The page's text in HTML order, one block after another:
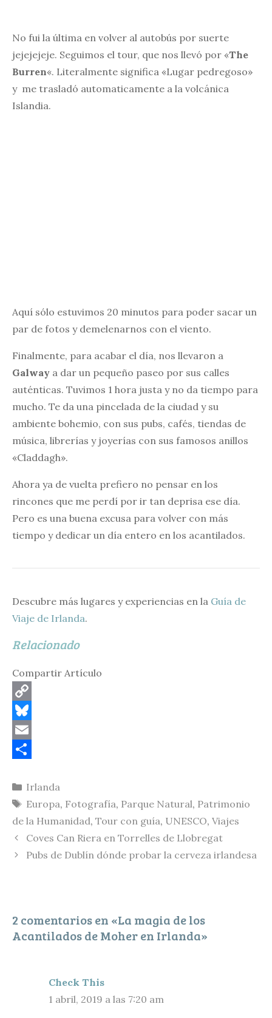
No fui la última en volver al autobús por suerte
jejejejeje. Seguimos el tour, que nos llevó por «The
Burren«. Literalmente significa «Lugar pedregoso»
y me trasladó automaticamente a la volcánica
Islandia.
Aquí sólo estuvimos 20 minutos para poder sacar un
par de fotos y demelenarnos con el viento.
Finalmente, para acabar el día, nos llevaron a
Galway a dar un pequeño paseo por sus calles
auténticas. Tuvimos 1 hora justa y no da tiempo para
mucho. Te da una pincelada de la ciudad y su
ambiente bohemio, con sus pubs, cafés, tiendas de
música, librerías y joyerías con sus famosos anillos
«Claddagh».
Ahora ya de vuelta prefiero no pensar en los
rincones que me perdí por ir tan deprisa ese día.
Pero es una buena excusa para volver con más
tiempo y dedicar un día entero en los acantilados.
Descubre más lugares y experiencias en la Guía de
Viaje de Irlanda.
Relacionado
Compartir Artículo
C
o
p
L
i
n
B
e
s
k
E
a
i
l
o
m
p
r
Categorías
Irlanda
Etiquetas
Europa, Fotografía, Parque Natural, Patrimonio
de la Humanidad, Tour con guía, UNESCO, Viajes
Coves Can Riera en Torrelles de Llobregat
Pubs de Dublín dónde probar la cerveza irlandesa
2 comentarios en «La magia de los
Acantilados de Moher en Irlanda»
Check This
1 abril, 2019 a las 7:20 am